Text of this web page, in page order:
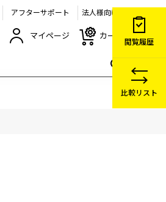
アフターサポート 法人様向け
マイページ カート
閲覧履歴
比較リスト